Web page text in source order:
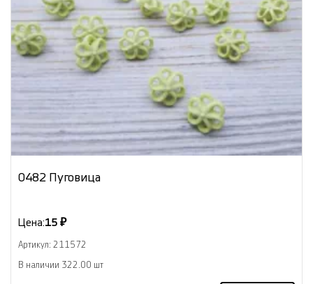
0482 Пуговица
Цена:15 ₽
Артикул: 211572
В наличии 322.00 шт